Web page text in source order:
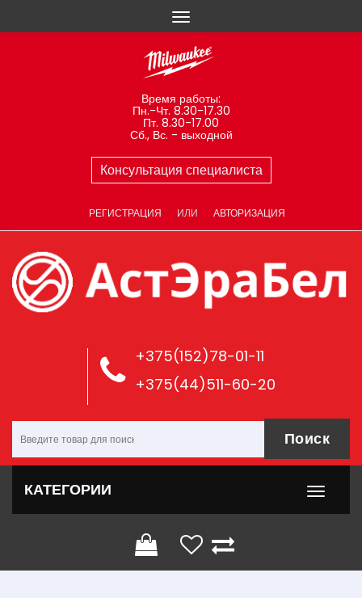
Время работы:
Пн.-Чт. 8.30-17.30
Пт. 8.30-17.00
Сб., Вс. - выходной
Консультация специалиста
РЕГИСТРАЦИЯ ИЛИ АВТОРИЗАЦИЯ
+375(152)78-01-11
+375(44)511-60-20
Поиск
КАТЕГОРИИ